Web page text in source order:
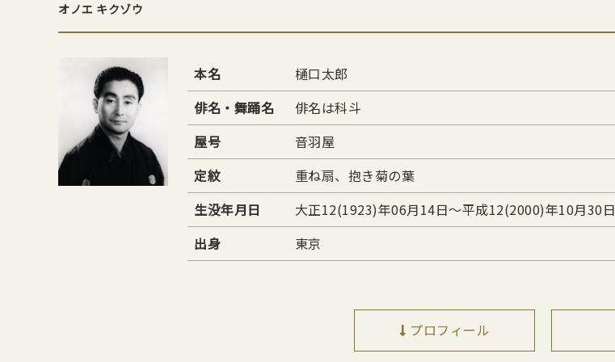
オノエ キクゾウ
本名
樋口太郎
俳名・舞踊名
俳名は科斗
屋号
音羽屋
定紋
重ね扇、抱き菊の葉
生没年月日
大正12(1923)年06月14日〜平成12(2000)年10月30日
出身
東京
プロフィール